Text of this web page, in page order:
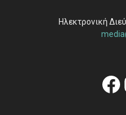
Ηλεκτρονική